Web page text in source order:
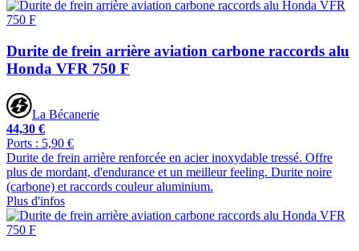
Durite de frein arrière aviation carbone raccords alu
Honda VFR 750 F
La Bécanerie
44,30 €
Ports : 5,90 €
Durite de frein arrière renforcée en acier inoxydable tressé. Offre
plus de mordant, d'endurance et un meilleur feeling. Durite noire
(carbone) et raccords couleur aluminium.
Plus d'infos